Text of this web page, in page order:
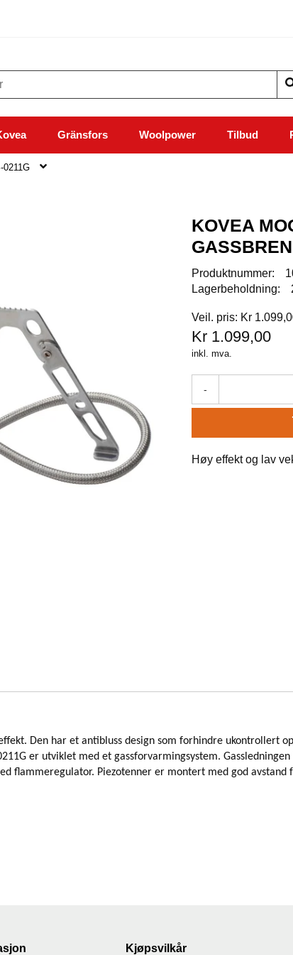
Gränsfors Woolpower Tilbud
0211G
KOVEA
Produktnummer:
Lagerbeholdning:
Veil. pris: Kr
Kr 1.099,00
inkl. mva.
-
Høy effekt og lav
Den har et antibluss design som forhindre ukontrollert
er utviklet med et gassforvarmingsystem.
flammeregulator. Piezotenner er montert med god avstand
Kjøpsvilkår